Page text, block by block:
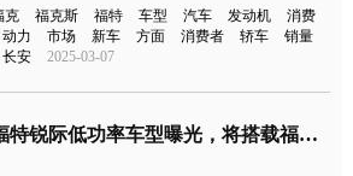
克 福克斯 福特 车型 汽车 发动机
消费
动力
市场 新车 方面 消费者 轿车
销量
长安
2025-03-07
福特锐际低功率车型曝光，将搭载福克斯1.5T三缸发动机